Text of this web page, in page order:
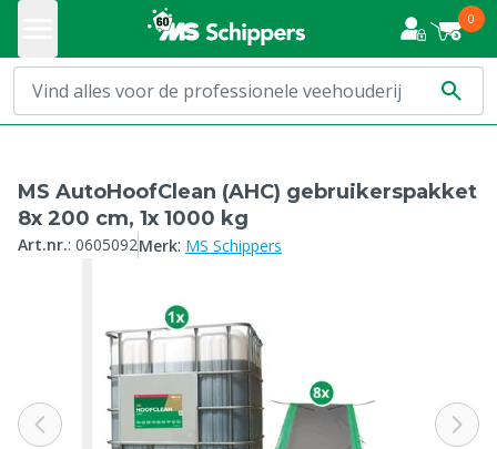
0
MS AutoHoofClean (AHC) gebruikerspakket
8x 200 cm, 1x 1000 kg
Art.nr.: 0605092Merk: MS Schippers